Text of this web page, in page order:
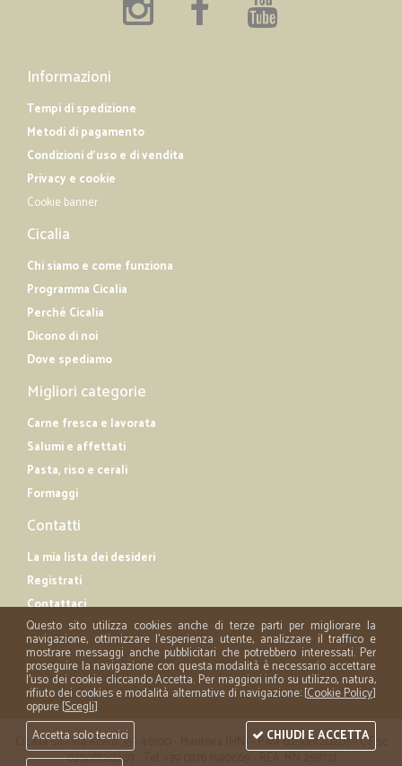
Informazioni
Tempi di spedizione
Metodi di pagamento
Condizioni d'uso e di vendita
Privacy e cookie
Cookie banner
Cicalia
Chi siamo e come funziona
Programma Cicalia
Perché Cicalia
Dicono di noi
Dove spediamo
Migliori categorie
Carne fresca e lavorata
Salumi e affettati
Pasta, riso e cerali
Formaggi
Contatti
La mia lista dei desideri
Registrati
Contattaci
Cicalia srl - via Acerbi 35 - 46100 - Mantova (MN) - P.iva 02508120207 - C.Fisc
02508120207 - Tel. +39 0376 1590669 - REA: MN 258721
Questo sito utilizza cookies anche di terze parti per migliorare la
navigazione, ottimizzare l'esperienza utente, analizzare il traffico e
mostrare messaggi anche pubblicitari che potrebbero interessati. Per
proseguire la navigazione con questa modalità è necessario accettare
l'uso dei cookie cliccando Accetta. Per maggiori info su utilizzo, natura,
rifiuto dei cookies e modalità alternative di navigazione: [Cookie Policy]
oppure [Scegli]
Accetta solo tecnici
CHIUDI E ACCETTA